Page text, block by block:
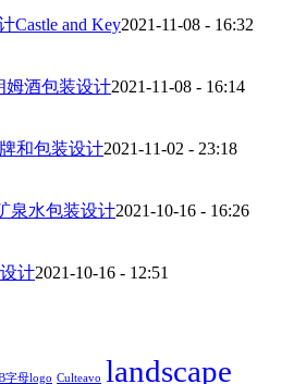
Castle and Key2021-11-08 - 16:32
姆酒包装设计2021-11-08 - 16:14
和包装设计2021-11-02 - 23:18
泉水包装设计2021-10-16 - 16:26
计2021-10-16 - 12:51
字母logo Culteavo landscape